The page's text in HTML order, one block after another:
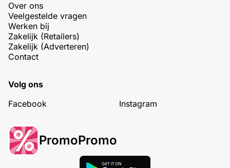
Over ons
Veelgestelde vragen
Werken bij
Zakelijk (Retailers)
Zakelijk (Adverteren)
Contact
Volg ons
Facebook
Instagram
PromoPromo